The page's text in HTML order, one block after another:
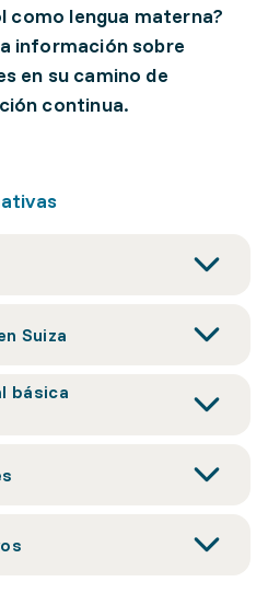
como lengua materna?
información sobre
en su camino de
continua.
Suiza
básica